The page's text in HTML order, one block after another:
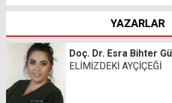
YAZARLAR
Doç. Dr. Esra Bihter
ELİMİZDEKİ AYÇİÇEĞİ